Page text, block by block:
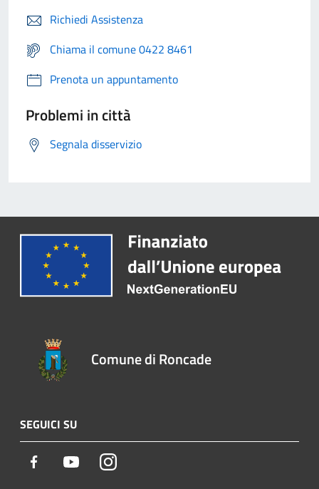
Richiedi Assistenza
Chiama il comune 0422 8461
Prenota un appuntamento
Problemi in città
Segnala disservizio
Comune di Roncade
SEGUICI SU
Facebook YoutubeInstagram